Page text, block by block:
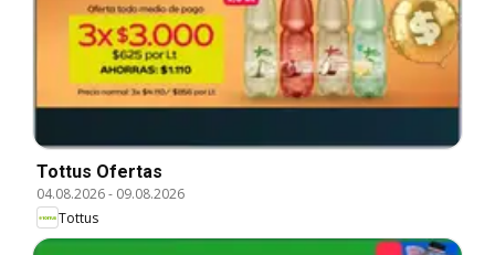
Tottus Ofertas
04.08.2026- 09.08.2026
Tottus